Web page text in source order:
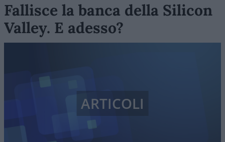
Fallisce la banca della Silicon
Valley. E adesso?
ARTICOLI